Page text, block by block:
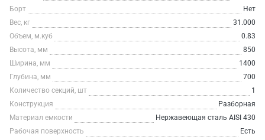
Борт
Нет
Вес, кг
31.000
Объем, м.куб
0.83
Высота, мм
850
Ширина, мм
1400
Глубина, мм
700
Количество секций, шт
1
Конструкция
Разборная
Материал емкости
Нержавеющая сталь AISI 430
Рабочая поверхность
Есть